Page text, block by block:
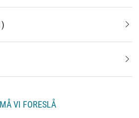
MÅ VI FORESLÅ